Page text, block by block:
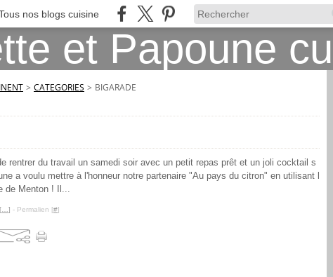
nos blogs cuisine
> CATEGORIES > BIGARADE
rentrer du travail un samedi soir avec un petit repas prêt et un joli cocktail s
a voulu mettre à l'honneur notre partenaire "Au pays du citron" en utilisant l
de Menton ! Il...
] - Permalien [#]